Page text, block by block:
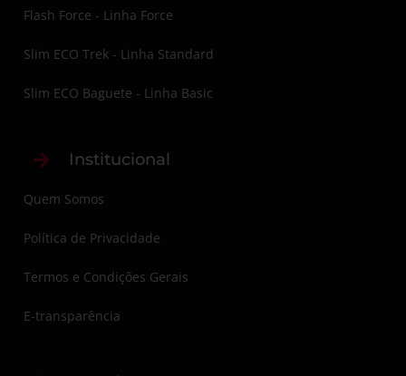
Flash Force - Linha Force
Slim ECO Trek - Linha Standard
Slim ECO Baguete - Linha Basic
Institucional
Quem Somos
Política de Privacidade
Termos e Condições Gerais
E-transparência